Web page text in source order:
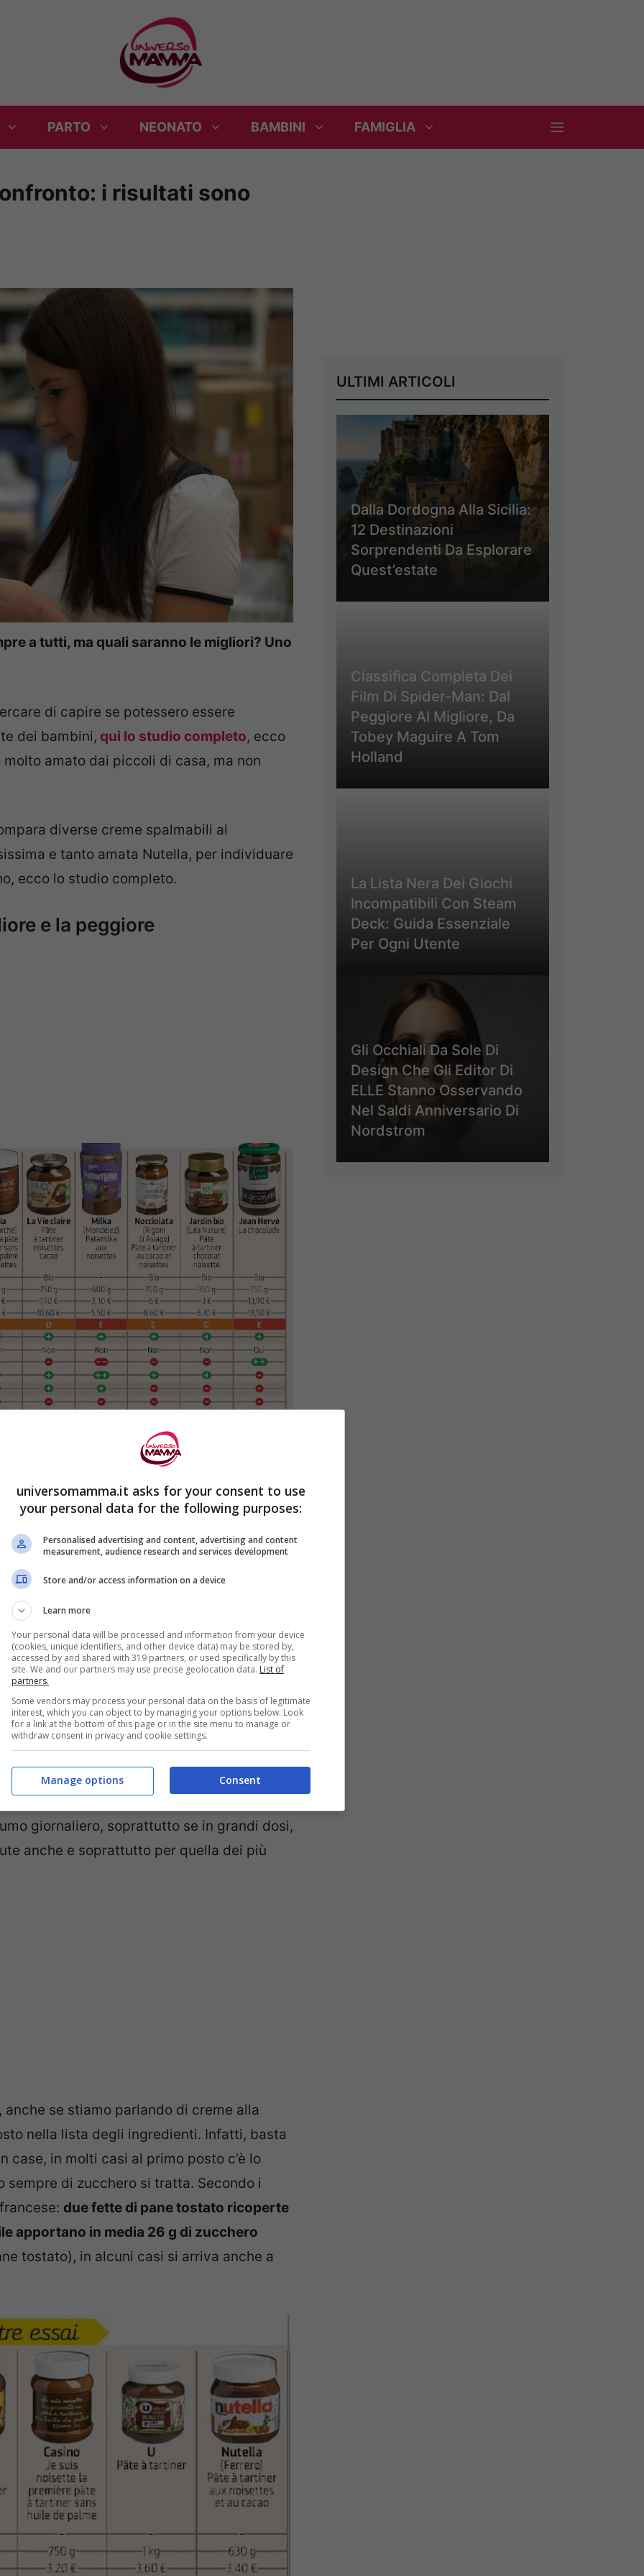
PARTO NEONATO BAMBINI FAMIGLIA
i risultati sono
a tutti, ma quali saranno le migliori? Uno
di capire se potessero essere
dei bambini, qui lo studio completo, ecco
amato dai piccoli di casa, ma non
diverse creme spalmabili al
e tanto amata Nutella, per individuare
ecco lo studio completo.
e la peggiore
ha preso a campione 14 creme
vengono vendute nei supermercati di
si vendono anche nei nostri super e sono
abbiano un contenuto di grassi e di
giornaliero, soprattutto se in grandi dosi,
anche e soprattutto per quella dei più
se stiamo parlando di creme alla
nella lista degli ingredienti. Infatti, basta
case, in molti casi al primo posto c’è lo
sempre di zucchero si tratta. Secondo i
due fette di pane tostato ricoperte
apportano in media 26 g di zucchero
tostato), in alcuni casi si arriva anche a
ULTIMI ARTICOLI
Dalla Dordogna Alla Sicilia:
12 Destinazioni
Sorprendenti Da Esplorare
Quest’estate
Classifica Completa Dei
Film Di Spider-Man: Dal
Peggiore Al Migliore, Da
Tobey Maguire A Tom
Holland
La Lista Nera Dei Giochi
Incompatibili Con Steam
Deck: Guida Essenziale
Per Ogni Utente
Gli Occhiali Da Sole Di
Design Che Gli Editor Di
ELLE Stanno Osservando
Nel Saldi Anniversario Di
Nordstrom
universomamma.it asks for your consent to use
your personal data for the following purposes:
Personalised advertising and content, advertising and content
measurement, audience research and services development
Store and/or access information on a device
Learn more
Your personal data will be processed and information from your device
(cookies, unique identifiers, and other device data) may be stored by,
accessed by and shared with 319 partners, or used specifically by this
site. We and our partners may use precise geolocation data. List of
partners.
Some vendors may process your personal data on the basis of legitimate
interest, which you can object to by managing your options below. Look
for a link at the bottom of this page or in the site menu to manage or
withdraw consent in privacy and cookie settings.
Consent
Manage options